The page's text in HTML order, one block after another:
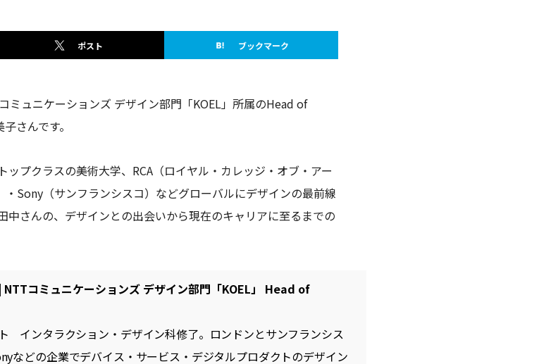
ポスト ブックマーク
ミュニケーションズ デザイン部門「KOEL」所属のHead of
さんです。
プクラスの美術大学、RCA（ロイヤル・カレッジ・オブ・アー
Sony（サンフランシスコ）などグローバルにデザインの最前線
中さんの、デザインとの出会いから現在のキャリアに至るまでの
コミュニケーションズ デザイン部門「KOEL」 Head of
インタラクション・デザイン科修了。ロンドンとサンフランシス
などの企業でデバイス・サービス・デジタルプロダクトのデザイン